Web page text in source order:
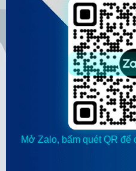
Mở Zalo, bấm quét QR để